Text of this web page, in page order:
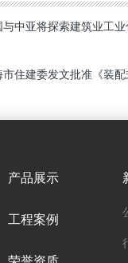
与中亚将探索建筑业工
市住建委发文批准《装
产品展示
工程案例